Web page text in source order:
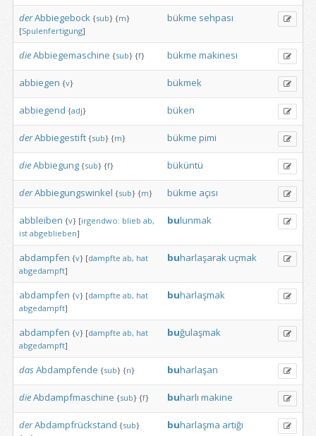
derAbbiegebock {sub} {m}
[Spulenfertigung]
bükme sehpası
dieAbbiegemaschine {sub} {f} bükme makinesi
abbiegen {v} bükmek
abbiegend {adj} büken
derAbbiegestift {sub} {m} bükme pimi
dieAbbiegung {sub} {f} büküntü
derAbbiegungswinkel {sub} {m} bükme açısı
abbleiben {v} [irgendwo: blieb ab,
ist abgeblieben]
bulunmak
abdampfen {v} [dampfte ab, hat
abgedampft]
buharlaşarakuçmak
abdampfen {v} [dampfte ab, hat
abgedampft]
buharlaşmak
abdampfen {v} [dampfte ab, hat
abgedampft]
buğulaşmak
dasAbdampfende {sub} {n} buharlaşan
dieAbdampfmaschine {sub} {f} buharlı makine
derAbdampfrückstand {sub}
buharlaşma artığı